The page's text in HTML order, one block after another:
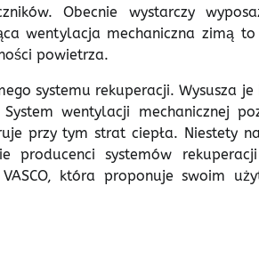
Obecnie wystarczy
wentylacja mechaniczna zimą
powietrza.
systemu rekuperacji. Wysusza je
wentylacji mechanicznej
przy tym strat ciepła. Niestety
producenci systemów
która proponuje swoim